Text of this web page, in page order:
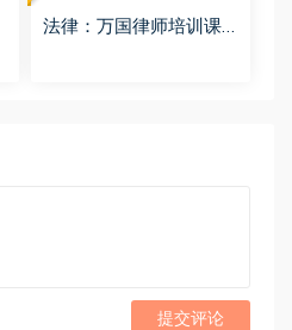
法律：万国律师培训课
提交评论